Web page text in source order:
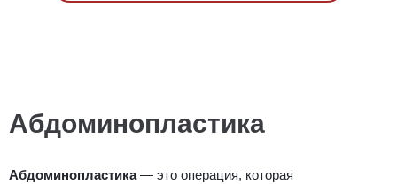
Абдоминопластика
Абдоминопластика— это операция, которая